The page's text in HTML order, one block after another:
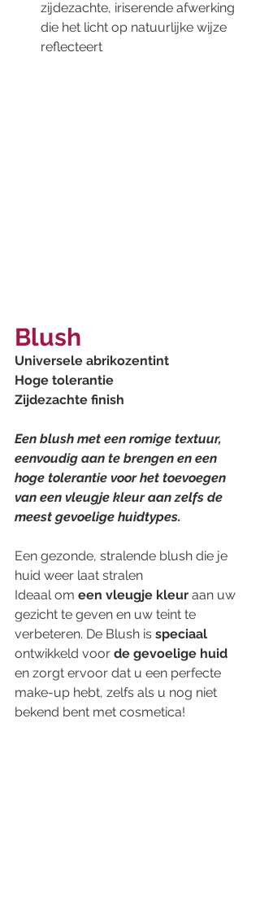
zijdezachte, iriserende afwerking
die het licht op natuurlijke wijze
reflecteert
Blush
Universele abrikozentint
Hoge tolerantie
Zijdezachte finish
Een blush met een romige textuur,
eenvoudig aan te brengen en een
hoge tolerantie voor het toevoegen
van een vleugje kleur aan zelfs de
meest gevoelige huidtypes.
Een gezonde, stralende blush die je
huid weer laat stralen
Ideaal om een ​​vleugje kleur aan uw
gezicht te geven en uw teint te
verbeteren. De Blush is speciaal
ontwikkeld voor de gevoelige huid
en zorgt ervoor dat u een perfecte
make-up hebt, zelfs als u nog niet
bekend bent met cosmetica!